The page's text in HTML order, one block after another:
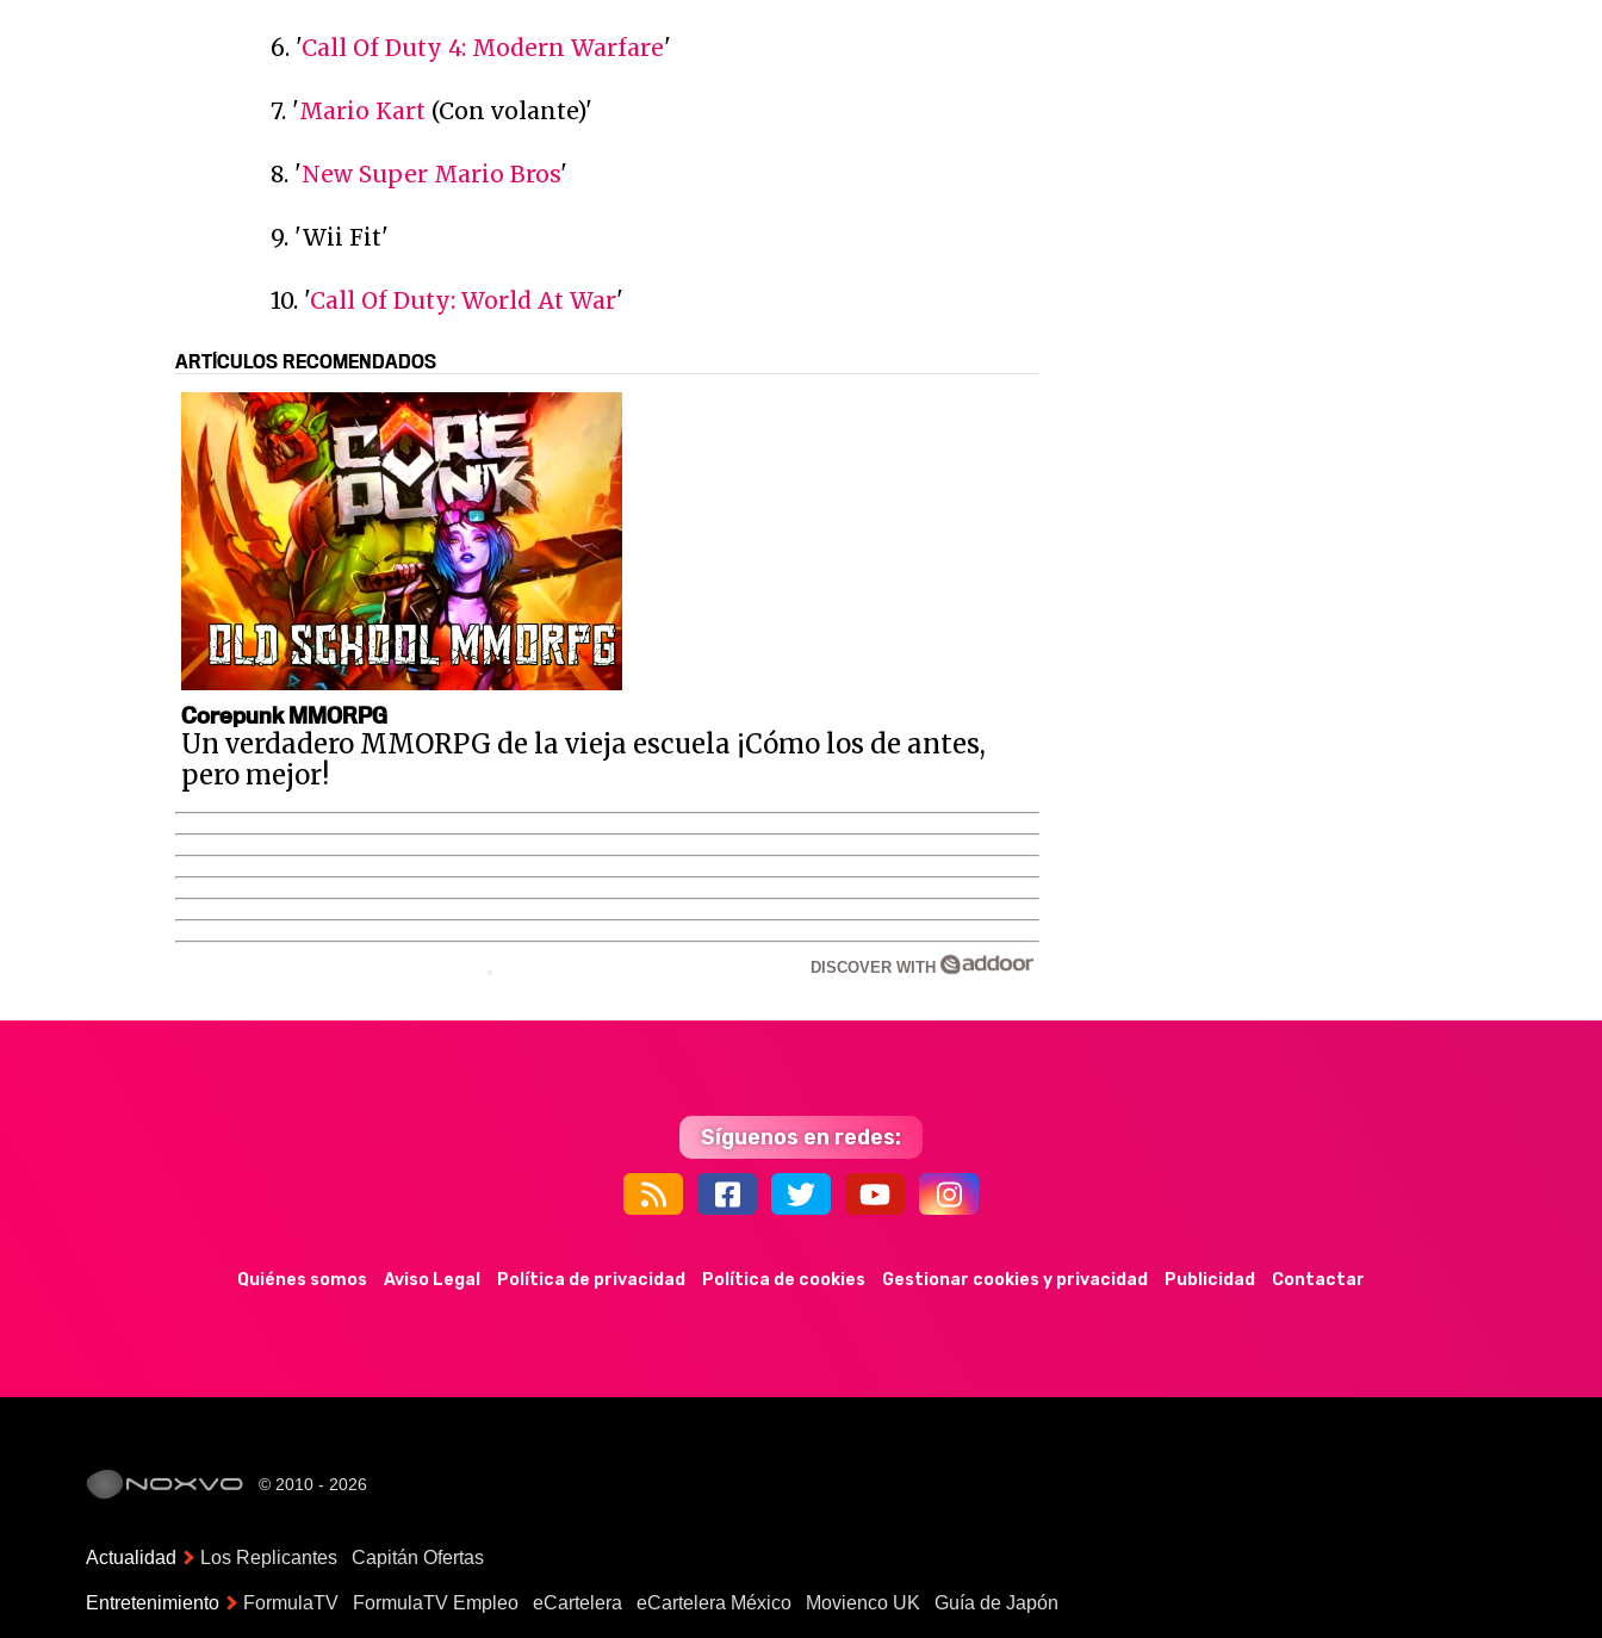
6. 'Call Of Duty 4: Modern Warfare'
7. 'Mario Kart (Con volante)'
8. 'New Super Mario Bros'
9. 'Wii Fit'
10. 'Call Of Duty: World At War'
ARTÍCULOS RECOMENDADOS
Corepunk MMORPG
Un verdadero MMORPG de la vieja escuela ¡Cómo los de antes,
pero mejor!
DISCOVER WITH
Síguenos en redes:
44k 9k 35k 352
Quiénes somos Aviso Legal Política de privacidad Política de cookies Gestionar cookies y privacidad Publicidad Contactar
© 2010 - 2026
Actualidad Los Replicantes Capitán Ofertas
Entretenimiento FormulaTV FormulaTV Empleo eCartelera eCartelera México Movienco UK Guía de Japón